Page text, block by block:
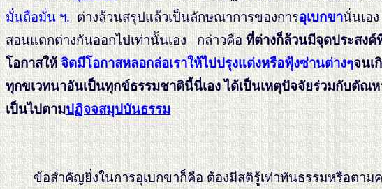
มั่นถือมั่น ฯ.ต่างล้วนสรุปแล้วเป็นลักษณาการของการอุเบกขานั่นเอ
สอนแตกต่างกันออกไปเท่านั้นเอง กล่าวคือที่ต่างก็ล้วนมีจุดประสงค์
โอกาสให้จิตมีโอกาสหลอกล่อเราให้ไปปรุงแต่งหรือฟุ้งซ่านต่างๆจนเ
ทุกขเวทนาอันเป็นทุกข์ธรรมชาตินี้นี่เอง ได้เป็นเหตุปัจจัยร่วมกับตัณห
เป็นไปตามปฏิจจสมุปบันธรรม
ข้อสำคัญยิ่งในการอุเบกขาก็คือ ต้องมีสติรู้เท่าทันธรรมหรือตามค